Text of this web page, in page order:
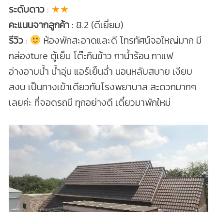
ระดับดาว: ★★
คะแนนจากลูกค้า: 8.2 (ดีเยี่ยม)
รีวิว:
ห้องพักสะอาดและดี โทรทัศน์จอใหญ่มาก มี
กล่องture ตู้เย็น โต๊ะกินข้าว กาน้ำร้อน กาแฟ
อ่างอาบน้ำ น้ำอุ่น แอร์เย็นฉ่ำ นอนหลับสบาย เงียบ
สงบ เป็นทางเข้าเดียวกับโรงพยาบาล สะดวกมากๆ
เลยค่ะ ที่จอดรถมี ทุกอย่างดี เดี๋ยวมาพักใหม่